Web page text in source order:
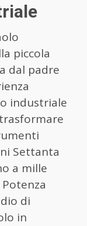
piccola
dal padre
industriale
Settanta
a mille
di
in